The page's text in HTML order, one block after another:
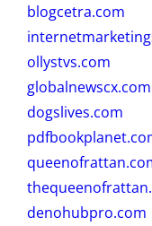
blogcetra.com
ollystvs.com
globalnewscx.com
dogslives.com
denohubpro.com